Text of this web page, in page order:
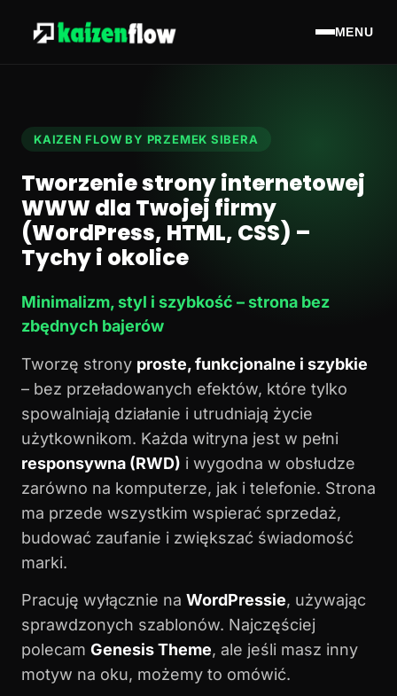
MENU
KAIZEN FLOW BY PRZEMEK SIBERA
Tworzenie strony internetowej
WWW dla Twojej firmy
(WordPress, HTML, CSS) –
Tychy i okolice
Minimalizm, styl i szybkość – strona bez
zbędnych bajerów
Tworzę strony proste, funkcjonalne i szybkie
– bez przeładowanych efektów, które tylko
spowalniają działanie i utrudniają życie
użytkownikom. Każda witryna jest w pełni
responsywna (RWD) i wygodna w obsłudze
zarówno na komputerze, jak i telefonie. Strona
ma przede wszystkim wspierać sprzedaż,
budować zaufanie i zwiększać świadomość
marki.
Pracuję wyłącznie na WordPressie, używając
sprawdzonych szablonów. Najczęściej
polecam Genesis Theme, ale jeśli masz inny
motyw na oku, możemy to omówić.